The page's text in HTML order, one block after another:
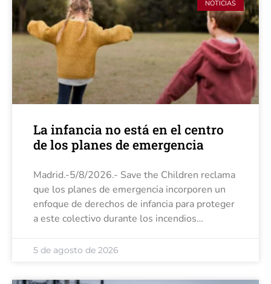
NOTICIAS
La infancia no está en el centro
de los planes de emergencia
Madrid.-5/8/2026.- Save the Children reclama
que los planes de emergencia incorporen un
enfoque de derechos de infancia para proteger
a este colectivo durante los incendios
la organización, estos episodios ponen de
5 de agosto de 2026